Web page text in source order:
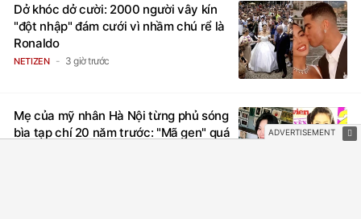
Dở khóc dở cười: 2000 người vây kín
"đột nhập" đám cưới vì nhầm chú rể là
Ronaldo
NETIZEN 3 giờ trước
Mẹ của mỹ nhân Hà Nội từng phủ sóng
bìa tạp chí 20 năm trước: "Mã gen" quá